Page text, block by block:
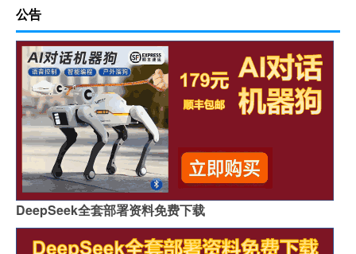
公告
DeepSeek全套部署资料免费下载